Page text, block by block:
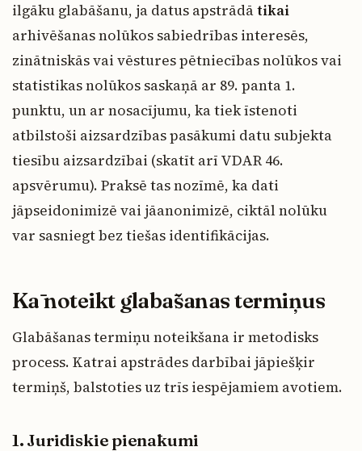
ilgāku glabāšanu, ja datus apstrādātikai
arhivēšanas nolūkos sabiedrības interesēs,
zinātniskās vai vēstures pētniecības nolūkos vai
statistikas nolūkos saskaņā ar 89. panta 1.
punktu, un ar nosacījumu, ka tiek īstenoti
atbilstoši aizsardzības pasākumi datu subjekta
tiesību aizsardzībai (skatīt arī VDAR 46.
apsvērumu). Praksē tas nozīmē, ka dati
jāpseidonimizē vai jāanonimizē, ciktāl nolūku
var sasniegt bez tiešas identifikācijas.
Kā noteikt glabāšanas termiņus
Glabāšanas termiņu noteikšana ir metodisks
process. Katrai apstrādes darbībai jāpiešķir
termiņš, balstoties uz trīs iespējamiem avotiem.
1. Juridiskie pienākumi